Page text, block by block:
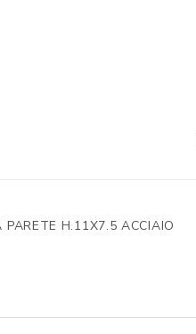
PARETE H.11X7.5 ACCIAIO